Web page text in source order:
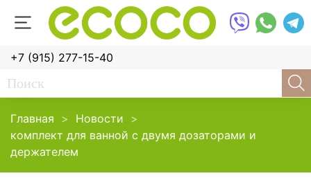
+7 (915) 277-15-40
Главная
Новости
комплект для ванной с двумя дозаторами и
держателем